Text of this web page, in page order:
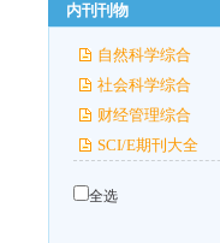
内刊刊物
自然科学综合
社会科学综合
财经管理综合
SCI/E期刊大全
全选